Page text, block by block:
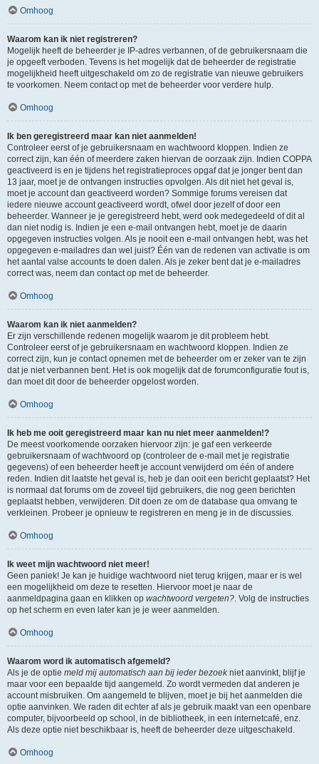
Omhoog
Waarom kan ik niet registreren?
Mogelijk heeft de beheerder je IP-adres verbannen, of de gebruikersnaam die
je opgeeft verboden. Tevens is het mogelijk dat de beheerder de registratie
mogelijkheid heeft uitgeschakeld om zo de registratie van nieuwe gebruikers
te voorkomen. Neem contact op met de beheerder voor verdere hulp.
Omhoog
Ik ben geregistreerd maar kan niet aanmelden!
Controleer eerst of je gebruikersnaam en wachtwoord kloppen. Indien ze
correct zijn, kan één of meerdere zaken hiervan de oorzaak zijn. Indien COPPA
geactiveerd is en je tijdens het registratieproces opgaf dat je jonger bent dan
13 jaar, moet je de ontvangen instructies opvolgen. Als dit niet het geval is,
moet je account dan geactiveerd worden? Sommige forums vereisen dat
iedere nieuwe account geactiveerd wordt, ofwel door jezelf of door een
beheerder. Wanneer je je geregistreerd hebt, werd ook medegedeeld of dit al
dan niet nodig is. Indien je een e-mail ontvangen hebt, moet je de daarin
opgegeven instructies volgen. Als je nooit een e-mail ontvangen hebt, was het
opgegeven e-mailadres dan wel juist? Één van de redenen van activatie is om
het aantal valse accounts te doen dalen. Als je zeker bent dat je e-mailadres
correct was, neem dan contact op met de beheerder.
Omhoog
Waarom kan ik niet aanmelden?
Er zijn verschillende redenen mogelijk waarom je dit probleem hebt.
Controleer eerst of je gebruikersnaam en wachtwoord kloppen. Indien ze
correct zijn, kun je contact opnemen met de beheerder om er zeker van te zijn
dat je niet verbannen bent. Het is ook mogelijk dat de forumconfiguratie fout is,
dan moet dit door de beheerder opgelost worden.
Omhoog
Ik heb me ooit geregistreerd maar kan nu niet meer aanmelden!?
De meest voorkomende oorzaken hiervoor zijn: je gaf een verkeerde
gebruikersnaam of wachtwoord op (controleer de e-mail met je registratie
gegevens) of een beheerder heeft je account verwijderd om één of andere
reden. Indien dit laatste het geval is, heb je dan ooit een bericht geplaatst? Het
is normaal dat forums om de zoveel tijd gebruikers, die nog geen berichten
geplaatst hebben, verwijderen. Dit doen ze om de database qua omvang te
verkleinen. Probeer je opnieuw te registreren en meng je in de discussies.
Omhoog
Ik weet mijn wachtwoord niet meer!
Geen paniek! Je kan je huidige wachtwoord niet terug krijgen, maar er is wel
een mogelijkheid om deze te resetten. Hiervoor moet je naar de
aanmeldpagina gaan en klikken op wachtwoord vergeten? . Volg de instructies
op het scherm en even later kan je je weer aanmelden.
Omhoog
Waarom word ik automatisch afgemeld?
Als je de optie meld mij automatisch aan bij ieder bezoekniet aanvinkt, blijf je
maar voor een bepaalde tijd aangemeld. Zo wordt vermeden dat anderen je
account misbruiken. Om aangemeld te blijven, moet je bij het aanmelden die
optie aanvinken. We raden dit echter af als je gebruik maakt van een openbare
computer, bijvoorbeeld op school, in de bibliotheek, in een internetcafé, enz.
Als deze optie niet beschikbaar is, heeft de beheerder deze uitgeschakeld.
Omhoog